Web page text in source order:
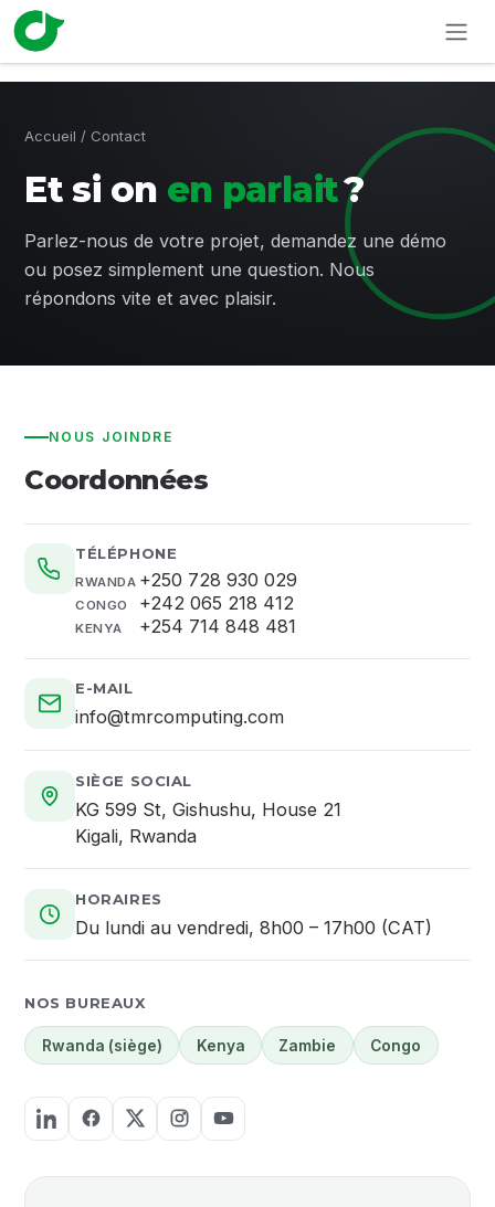
Se rendre au contenu
Accueil / Contact
Et si on en parlait?
Parlez-nous de votre projet, demandez une démo
ou posez simplement une question. Nous
répondons vite et avec plaisir.
NOUS JOINDRE
Coordonnées
TÉLÉPHONE
RWANDA +250 728 930 029
CONGO +242 065 218 412
KENYA +254 714 848 481
E-MAIL
info@tmrcomputing.com
SIÈGE SOCIAL
KG 599 St, Gishushu, House 21
Kigali, Rwanda
HORAIRES
Du lundi au vendredi, 8h00 – 17h00 (CAT)
NOS BUREAUX
Rwanda (siège) Kenya Zambie Congo